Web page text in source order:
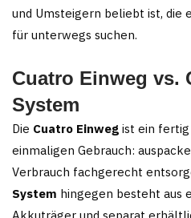
und Umsteigern beliebt ist, die
für unterwegs suchen.
Cuatro Einweg vs.
System
Die Cuatro Einweg ist ein
einmaligen Gebrauch:
Verbrauch fachgerecht
System hingegen besteht aus